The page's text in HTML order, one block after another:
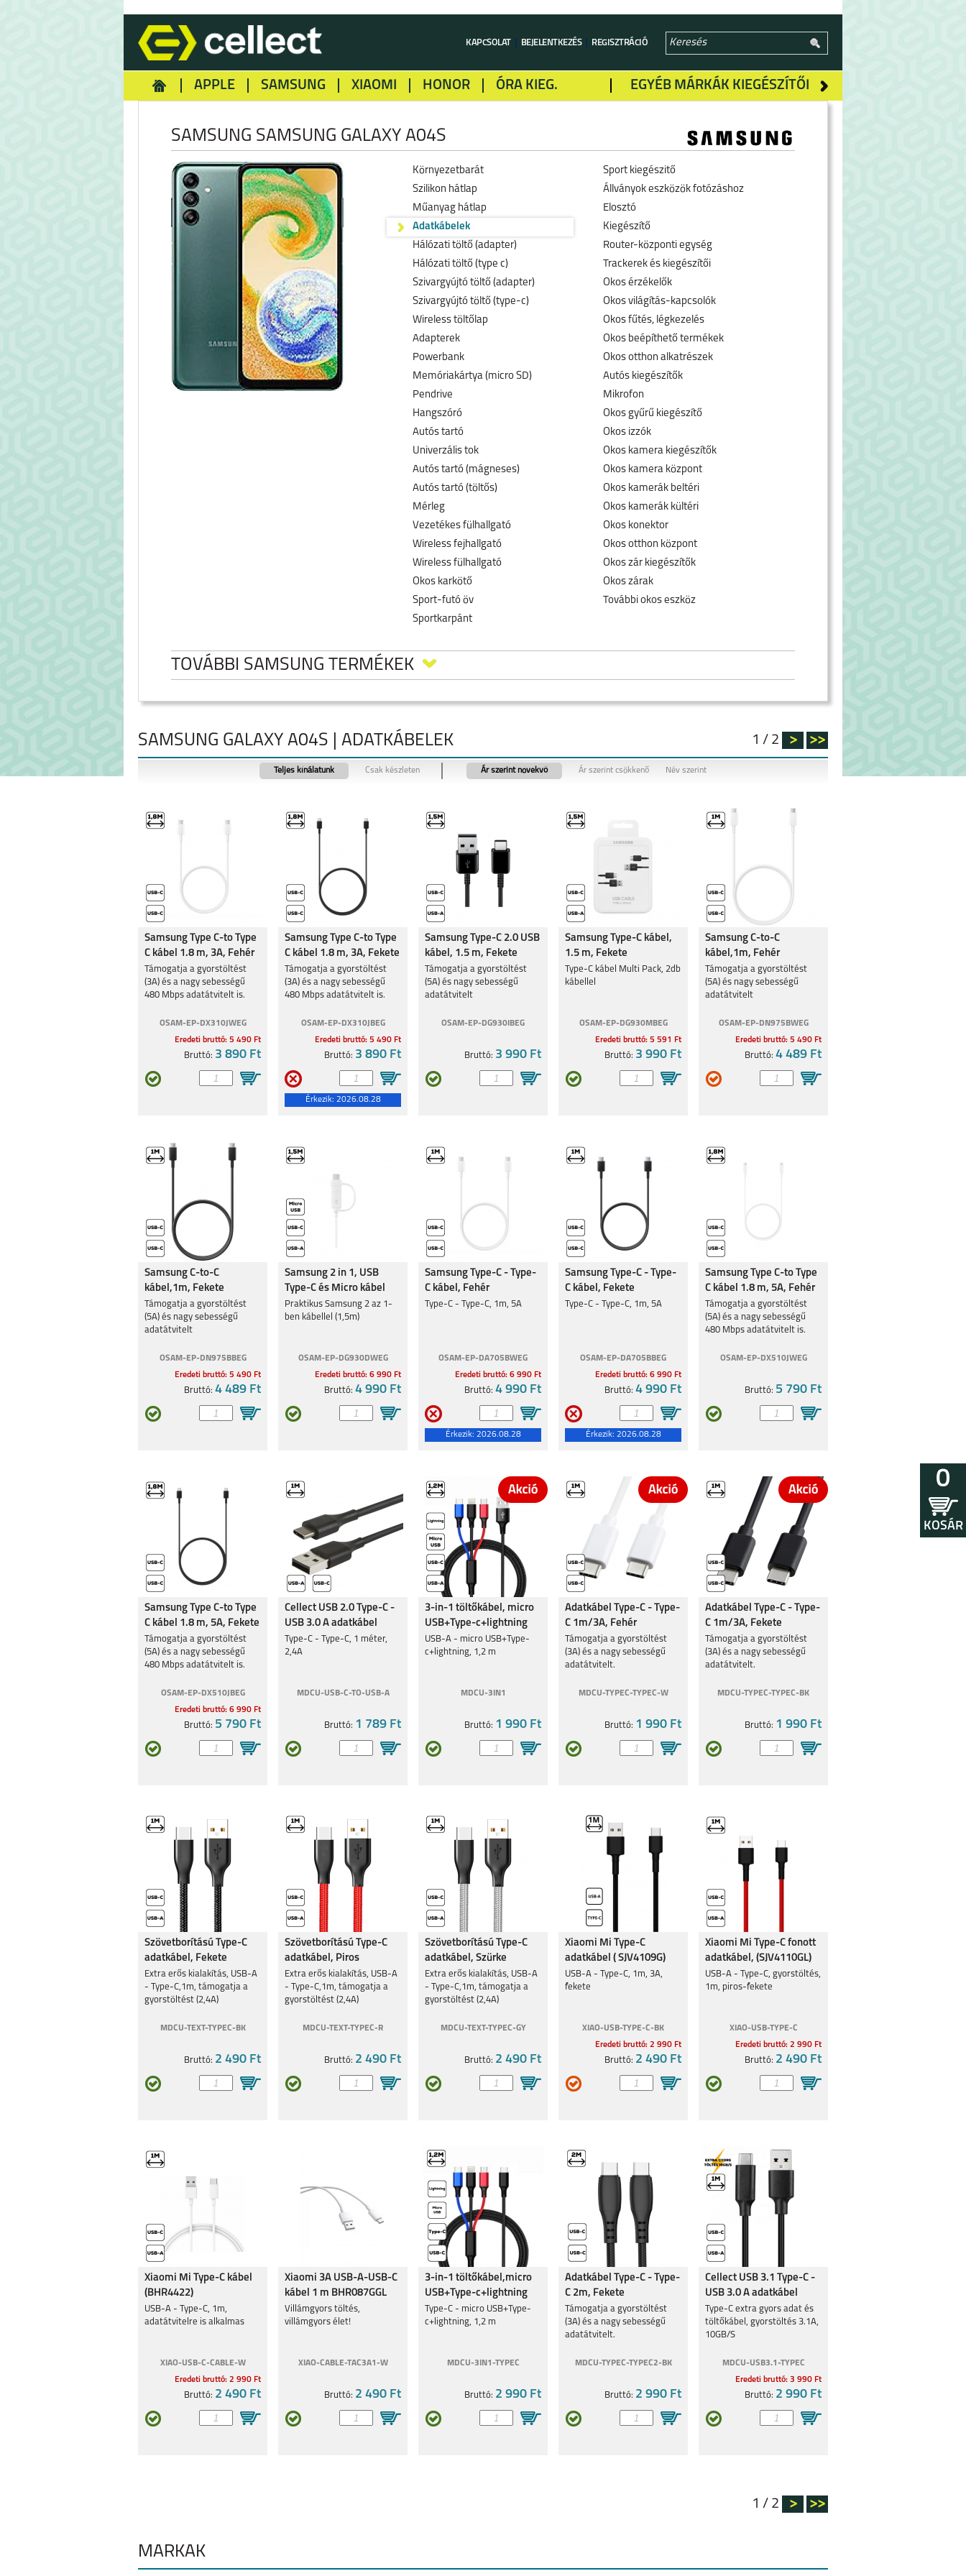
KAPCSOLAT BEJELENTKEZÉS REGISZTRÁCIÓ
EGYÉB MÁRKÁK KIEGÉSZÍTŐI
APPLE SAMSUNG XIAOMI HONOR ÓRA KIEG.
SAMSUNG SAMSUNG GALAXY A04S
Környezetbarát
Szilikon hátlap
Műanyag hátlap
Adatkábelek
Hálózati töltő (adapter)
Hálózati töltő (type c)
Szivargyújtó töltő (adapter)
Szivargyújtó töltő (type-c)
Wireless töltőlap
Adapterek
Powerbank
Memóriakártya (micro SD)
Pendrive
Hangszóró
Autós tartó
Univerzális tok
Autós tartó (mágneses)
Autós tartó (töltős)
Mérleg
Vezetékes fülhallgató
Wireless fejhallgató
Wireless fülhallgató
Okos karkötő
Sport-futó öv
Sportkarpánt
Sport kiegészitő
Állványok eszközök fotózáshoz
Elosztó
Kiegészítő
Router-központi egység
Trackerek és kiegészítői
Okos érzékelők
Okos világítás-kapcsolók
Okos fűtés, légkezelés
Okos beépíthető termékek
Okos otthon alkatrészek
Autós kiegészítők
Mikrofon
Okos gyűrű kiegészítő
Okos izzók
Okos kamera kiegészítők
Okos kamera központ
Okos kamerák beltéri
Okos kamerák kültéri
Okos konektor
Okos otthon központ
Okos zár kiegészítők
Okos zárak
További okos eszköz
TOVÁBBI SAMSUNG TERMÉKEK
SAMSUNG GALAXY
SAMSUNG GALAXY
FOLD8 ULTRA
SAMSUNG GALAXY
SAMSUNG GALAXY
S26 PLUS
SAMSUNG GALAXY
S26 ULTRA
SAMSUNG GALAXY
A27
SAMSUNG GALAXY
A37
SAMSUNG GALAXY
A57
SAMSUNG GALAXY
S25 EDGE
FOLD7
FLIP7 FE
SAMSUNG GALAXY
SAMSUNG GALAXY
SAMSUNG GALAXY
SAMSUNG GALAXY
SAMSUNG GALAXY
SAMSUNG GALAXY
S25
SAMSUNG GALAXY
A16 5G
SAMSUNG GALAXY
SAMSUNG GALAXY Z
FLIP6
SAMSUNG GALAXY Z
FOLD6
SAMSUNG GALAXY
SAMSUNG GALAXY
SAMSUNG GALAXY
SAMSUNG GALAXY
SAMSUNG GALAXY
SAMSUNG GALAXY
SAMSUNG GALAXY
SAMSUNG GALAXY
A05S
SAMSUNG GALAXY
S23 FE
GALAXY Z FLIP 5
GALAXY Z FOLD 5
A14 4G
SAMSUNG GALAXY
SAMSUNG GALAXY
A34 5G
A54 5G
SAMSUNG GALAXY
SAMSUNG GALAXY
SAMSUNG GALAXY
SAMSUNG GALAXY
GALAXY Z FOLD4
GALAXY Z FLIP4
SAMSUNG GALAXY
SAMSUNG GALAXY
SAMSUNG GALAXY
A13 5G
SAMSUNG GALAXY
GALAXY S22 ULTRA
GALAXY S22 5G S21 FE
GALAXY A42
GALAXY A32 5G GALAXY A32 4G GALAXY A21S GALAXY A12 GALAXY A02S
GALAXY S20 FE GALAXY S21 ULTRA
1 / 2 > >>
SAMSUNG GALAXY A04S | ADATKÁBELEK
Teljes kínálatunk Csak készleten Ár szerint növekvő Ár szerint csökkenő Név szerint
Samsung Type C-to Type
C kábel 1.8 m, 3A, Fehér
Támogatja a gyorstöltést
(3A) és a nagy sebességű
480 Mbps adatátvitelt is.
OSAM-EP-DX310JWEG
Eredeti bruttó: 5 490 Ft
Bruttó: 3 890 Ft
Samsung Type C-to Type
C kábel 1.8 m, 3A, Fekete
Támogatja a gyorstöltést
(3A) és a nagy sebességű
480 Mbps adatátvitelt is.
OSAM-EP-DX310JBEG
Eredeti bruttó: 5 490 Ft
Bruttó: 3 890 Ft
Érkezik: 2026.08.28
Samsung Type-C 2.0 USB
kábel, 1.5 m, Fekete
Támogatja a gyorstöltést
(5A) és nagy sebességű
adatátvitelt
OSAM-EP-DG930IBEG
Bruttó: 3 990 Ft
Samsung Type-C kábel,
1.5 m, Fekete
Type-C kábel Multi Pack, 2db
kábellel
OSAM-EP-DG930MBEG
Eredeti bruttó: 5 591 Ft
Bruttó: 3 990 Ft
Samsung C-to-C
kábel,1m, Fehér
Támogatja a gyorstöltést
(5A) és nagy sebességű
adatátvitelt
OSAM-EP-DN975BWEG
Eredeti bruttó: 5 490 Ft
Bruttó: 4 489 Ft
Samsung C-to-C
kábel,1m, Fekete
Támogatja a gyorstöltést
(5A) és nagy sebességű
adatátvitelt
OSAM-EP-DN975BBEG
Eredeti bruttó: 5 490 Ft
Bruttó: 4 489 Ft
Samsung 2 in 1, USB
Type-C és Micro kábel
Praktikus Samsung 2 az 1-
ben kábellel (1,5m)
OSAM-EP-DG930DWEG
Eredeti bruttó: 6 990 Ft
Bruttó: 4 990 Ft
Samsung Type-C - Type-
C kábel, Fehér
Type-C - Type-C, 1m, 5A
OSAM-EP-DA705BWEG
Eredeti bruttó: 6 990 Ft
Bruttó: 4 990 Ft
Érkezik: 2026.08.28
Samsung Type-C - Type-
C kábel, Fekete
Type-C - Type-C, 1m, 5A
OSAM-EP-DA705BBEG
Eredeti bruttó: 6 990 Ft
Bruttó: 4 990 Ft
Érkezik: 2026.08.28
Samsung Type C-to Type
C kábel 1.8 m, 5A, Fehér
Támogatja a gyorstöltést
(5A) és a nagy sebességű
480 Mbps adatátvitelt is.
OSAM-EP-DX510JWEG
Bruttó: 5 790 Ft
Samsung Type C-to Type
C kábel 1.8 m, 5A, Fekete
Támogatja a gyorstöltést
(5A) és a nagy sebességű
480 Mbps adatátvitelt is.
OSAM-EP-DX510JBEG
Eredeti bruttó: 6 990 Ft
Bruttó: 5 790 Ft
Cellect USB 2.0 Type-C -
USB 3.0 A adatkábel
Type-C - Type-C, 1 méter,
2,4A
MDCU-USB-C-TO-USB-A
Bruttó: 1 789 Ft
3-in-1 töltőkábel, micro
USB+Type-c+lightning
USB-A - micro USB+Type-
c+lightning, 1,2 m
MDCU-3IN1
Bruttó: 1 990 Ft
Adatkábel Type-C - Type-
C 1m/3A, Fehér
Támogatja a gyorstöltést
(3A) és a nagy sebességű
adatátvitelt.
MDCU-TYPEC-TYPEC-W
Bruttó: 1 990 Ft
Adatkábel Type-C - Type-
C 1m/3A, Fekete
Támogatja a gyorstöltést
(3A) és a nagy sebességű
adatátvitelt.
MDCU-TYPEC-TYPEC-BK
Bruttó: 1 990 Ft
Szövetborítású Type-C
adatkábel, Fekete
Extra erős kialakítás, USB-A
- Type-C,1m, támogatja a
gyorstöltést (2,4A)
MDCU-TEXT-TYPEC-BK
Bruttó: 2 490 Ft
Szövetborítású Type-C
adatkábel, Piros
Extra erős kialakítás, USB-A
- Type-C,1m, támogatja a
gyorstöltést (2,4A)
MDCU-TEXT-TYPEC-R
Bruttó: 2 490 Ft
Szövetborítású Type-C
adatkábel, Szürke
Extra erős kialakítás, USB-A
- Type-C,1m, támogatja a
gyorstöltést (2,4A)
MDCU-TEXT-TYPEC-GY
Bruttó: 2 490 Ft
Xiaomi Mi Type-C
adatkábel ( SJV4109G)
USB-A - Type-C, 1m, 3A,
fekete
XIAO-USB-TYPE-C-BK
Eredeti bruttó: 2 990 Ft
Bruttó: 2 490 Ft
Xiaomi Mi Type-C fonott
adatkábel, (SJV4110GL)
USB-A - Type-C, gyorstöltés,
1m, piros-fekete
XIAO-USB-TYPE-C
Eredeti bruttó: 2 990 Ft
Bruttó: 2 490 Ft
Xiaomi Mi Type-C kábel
(BHR4422)
USB-A - Type-C, 1m,
adatátvitelre is alkalmas
XIAO-USB-C-CABLE-W
Eredeti bruttó: 2 990 Ft
Bruttó: 2 490 Ft
Xiaomi 3A USB-A-USB-C
kábel 1 m BHR087GGL
Villámgyors töltés,
villámgyors élet!
XIAO-CABLE-TAC3A1-W
Bruttó: 2 490 Ft
3-in-1 töltőkábel,micro
USB+Type-c+lightning
Type-C - micro USB+Type-
c+lightning, 1,2 m
MDCU-3IN1-TYPEC
Bruttó: 2 990 Ft
Adatkábel Type-C - Type-
C 2m, Fekete
Támogatja a gyorstöltést
(3A) és a nagy sebességű
adatátvitelt.
MDCU-TYPEC-TYPEC2-BK
Bruttó: 2 990 Ft
Cellect USB 3.1 Type-C -
USB 3.0 A adatkábel
Type-C extra gyors adat és
töltőkábel, gyorstöltés 3.1A,
10GB/S
MDCU-USB3.1-TYPEC
Eredeti bruttó: 3 990 Ft
Bruttó: 2 990 Ft
1 / 2 > >>
MÁRKÁK
0
KOSÁR